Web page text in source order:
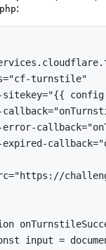
:
turnstile"
input =